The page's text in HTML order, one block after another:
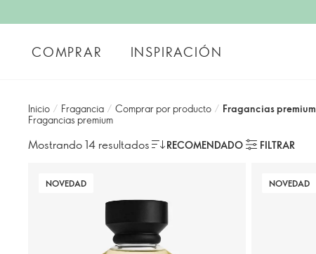
COMPRAR INSPIRACIÓN
Inicio / Fragancia / Comprar por producto / Fragancias premium
Fragancias premium
Mostrando 14 resultados RECOMENDADO FILTRAR
NOVEDAD NOVEDAD